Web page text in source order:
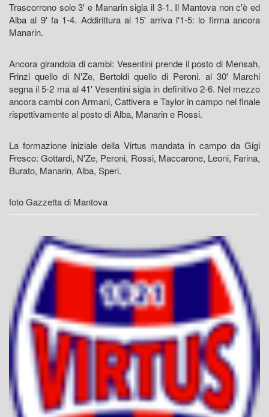
Trascorrono solo 3' e Manarin sigla il 3-1. Il Mantova non c'è ed
Alba al 9' fa 1-4. Addirittura al 15' arriva l'1-5: lo firma ancora
Manarin.
Ancora girandola di cambi: Vesentini prende il posto di Mensah,
Frinzi quello di N'Ze, Bertoldi quello di Peroni. al 30' Marchi
segna il 5-2 ma al 41' Vesentini sigla in definitivo 2-6. Nel mezzo
ancora cambi con Armani, Cattivera e Taylor in campo nel finale
rispettivamente al posto di Alba, Manarin e Rossi.
La formazione iniziale della Virtus mandata in campo da Gigi
Fresco: Gottardi, N'Ze, Peroni, Rossi, Maccarone, Leoni, Farina,
Burato, Manarin, Alba, Speri.
foto Gazzetta di Mantova